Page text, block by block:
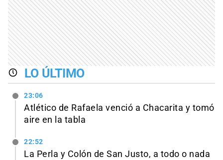
LO ÚLTIMO
23:06
Atlético de Rafaela venció a Chacarita y tomó
aire en la tabla
22:52
La Perla y Colón de San Justo, a todo o nada